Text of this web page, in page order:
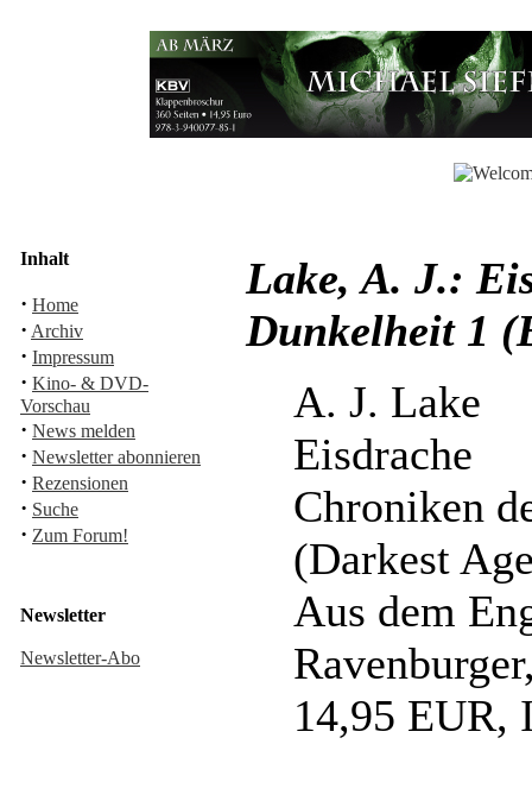
Inhalt
· Home
· Archiv
· Impressum
· Kino- & DVD-
Vorschau
· News melden
· Newsletter abonnieren
· Rezensionen
· Suche
· Zum Forum!
Newsletter
Newsletter-Abo
Lake, A. J.:
Dunkelheit 1
A. J. Lake
Eisdrache
Chroniken
(Darkest
Aus dem
14,95 EUR,